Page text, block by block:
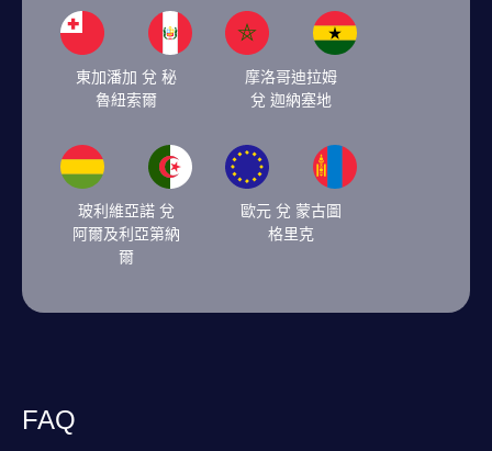
東加潘加 兌 秘
魯紐索爾
摩洛哥迪拉姆
兌 迦納塞地
玻利維亞諾 兌
阿爾及利亞第納
爾
歐元 兌 蒙古圖
格里克
FAQ